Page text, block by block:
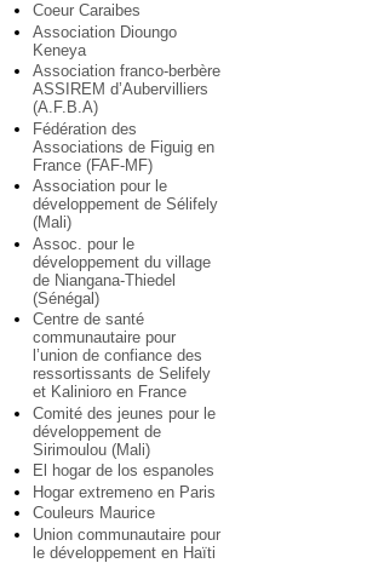
Coeur Caraibes
Association Dioungo
Keneya
Association franco-berbère
ASSIREM d’Aubervilliers
(A.F.B.A)
Fédération des
Associations de Figuig en
France (FAF-MF)
Association pour le
développement de Sélifely
(Mali)
Assoc. pour le
développement du village
de Niangana-Thiedel
(Sénégal)
Centre de santé
communautaire pour
l’union de confiance des
ressortissants de Selifely
et Kalinioro en France
Comité des jeunes pour le
développement de
Sirimoulou (Mali)
El hogar de los espanoles
Hogar extremeno en Paris
Couleurs Maurice
Union communautaire pour
le développement en Haïti